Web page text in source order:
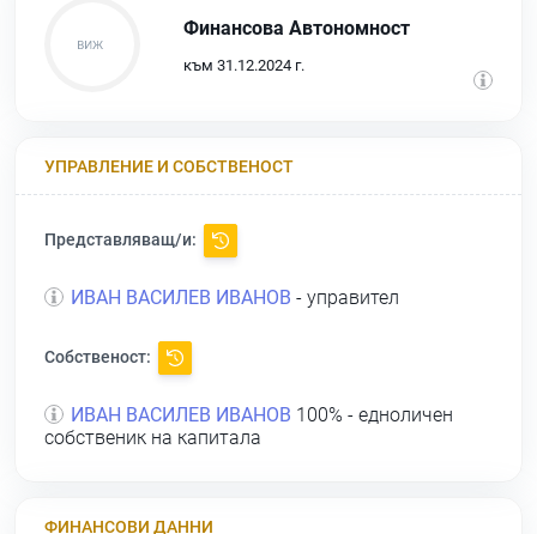
Финансова Автономност
към 31.12.2024 г.
УПРАВЛЕНИЕ И СОБСТВЕНОСТ
Представляващ/и:
ИВАН ВАСИЛЕВ ИВАНОВ - управител
Собственост:
ИВАН ВАСИЛЕВ ИВАНОВ 100% - едноличен
собственик на капитала
ФИНАНСОВИ ДАННИ